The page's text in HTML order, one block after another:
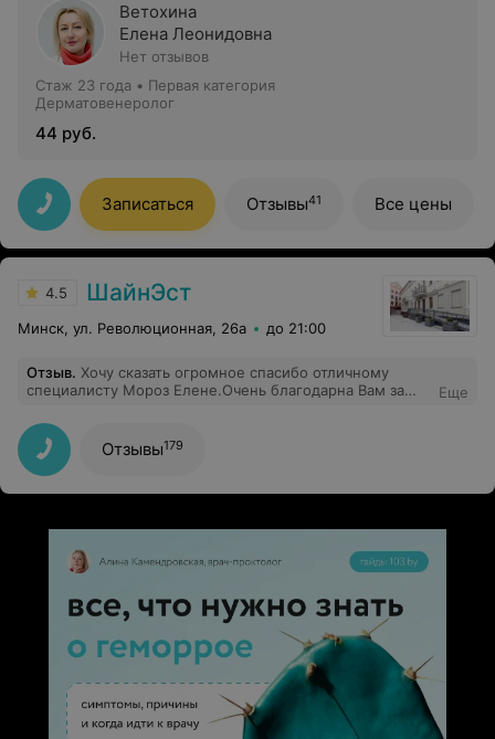
Ветохина
Елена Леонидовна
Нет отзывов
Стаж 23 года • Первая категория
Дерматовенеролог
44 руб.
Записаться Отзывы41 Все цены
4.5 ШайнЭст
Минск, ул. Революционная, 26а до 21:00
Отзыв. Хочу сказать огромное спасибо отличному
специалисту Мороз Елене.Очень благодарна Вам за
хотела сделать свои губы более выразительными и
сексуальными ....и Елена услышала мои
пожелания.Получился отличный результат. Я очень
довольна .Волновалась и переживала ,так как впервые
решилась на увеличение губ,но доктор помогла мне
вопросы...Спасибо огромное Вам еще раз .За терпение
и отличный результат)))Дата посещение :23.03.2018
;12-00
Еще
Отзывы179